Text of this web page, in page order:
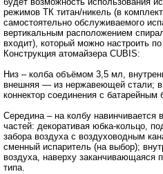
режимов ТК титан/никель (в
самостоятельно обслуживаемого
вертикальным расположением
входит), который можно настроить
Конструкция атомайзера CUBIS:
Низ – колба объёмом 3,5 мл,
внешняя ― из нержавеющей стали; в
коннектор соединения с батарейным
Середина – на колбу навинчивается
частей: декоративая юбка-кольцо,
забора воздуха с воздуховодным
сменный испаритель (на выбор);
воздуха, наверху заканчивающаяся
типа.